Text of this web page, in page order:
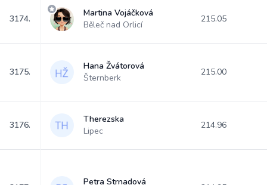
3174.
Martina Vojáčková
Běleč nad Orlicí
215.05
3175.
Hana Žvátorová
Šternberk
215.00
3176.
Therezska
Lipec
214.96
Petra Strnadová